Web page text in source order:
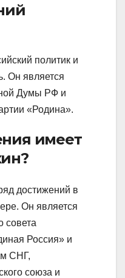
политик и
Он является
Думы РФ и
«Родина».
имеет
достижений в
Он является
совета
Россия» и
СНГ,
союза и